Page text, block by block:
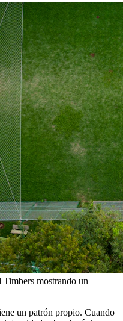
mostrando un
un patrón propio. Cuando